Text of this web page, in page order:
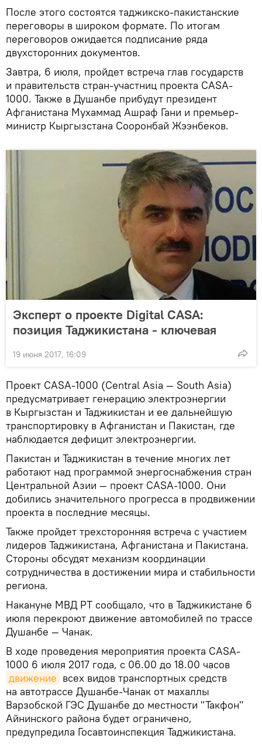
После этого состоятся таджикско-пакистанские
переговоры в широком формате. По итогам
переговоров ожидается подписание ряда
двухсторонних документов.
Завтра, 6 июля, пройдет встреча глав государств
и правительств стран-участниц проекта CASA-
1000. Также в Душанбе прибудут президент
Афганистана Мухаммад Ашраф Гани и премьер-
министр Кыргызстана Сооронбай Жээнбеков.
Эксперт о проекте Digital CASA:
позиция Таджикистана - ключевая
19 июня 2017, 16:09
Проект CASA-1000 (Central Asia — South Asia)
предусматривает генерацию электроэнергии
в Кыргызстан и Таджикистан и ее дальнейшую
транспортировку в Афганистан и Пакистан, где
наблюдается дефицит электроэнергии.
Пакистан и Таджикистан в течение многих лет
работают над программой энергоснабжения стран
Центральной Азии — проект CASA-1000. Они
добились значительного прогресса в продвижении
проекта в последние месяцы.
Также пройдет трехсторонняя встреча с участием
лидеров Таджикистана, Афганистана и Пакистана.
Стороны обсудят механизм координации
сотрудничества в достижении мира и стабильности
региона.
Накануне МВД РТ сообщало, что в Таджикистане 6
июля перекроют движение автомобилей по трассе
Душанбе — Чанак.
В ходе проведения мероприятия проекта CASA-
1000 6 июля 2017 года, с 06.00 до 18.00 часов
движение всех видов транспортных средств
на автотрассе Душанбе-Чанак от махаллы
Варзобской ГЭС Душанбе до местности "Такфон"
Айнинского района будет ограничено,
предупредила Госавтоинспекция Таджикистана.